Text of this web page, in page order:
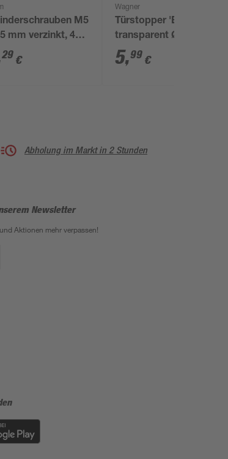
M5
mm verzinkt, 4
29 €
Wagner
Türstopper 'EH 5222'
transparent Ø 4 cm
5,99 €
Abholung im Markt in 2 Stunden
Newsletter
Aktionen mehr verpassen!